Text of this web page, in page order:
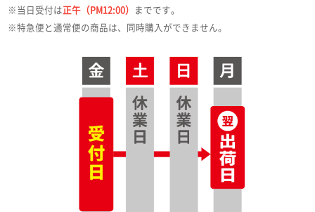
※当日受付は正午（PM12:00） までです。
※特急便と通常便の商品は、同時購入ができません。